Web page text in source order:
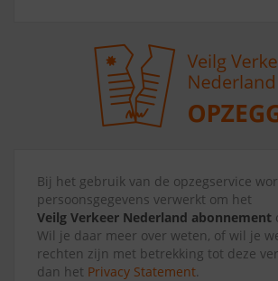
Bij het gebruik van de opzegservice
persoonsgegevens verwerkt om het
Veilg Verkeer Nederland abonnement
Wil je daar meer over weten, of wil je
rechten zijn met betrekking tot deze
dan het Privacy Statement.